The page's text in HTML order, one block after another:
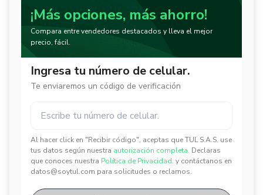
¡Más opciones, más ahorro!
Compara entre vendedores destacados y lleva el mejor
precio, fácil.
Ingresa tu número de celular.
Te enviaremos un código de verificación
Al hacer click en "Recibir código", aceptas que TUL S.A.S. use
tus datos según nuestra autorización completa. Declaras
que conoces nuestra Política de Privacidad. y contáctanos en
datos@soytul.com para solicitudes o reclamos.
✕
✕